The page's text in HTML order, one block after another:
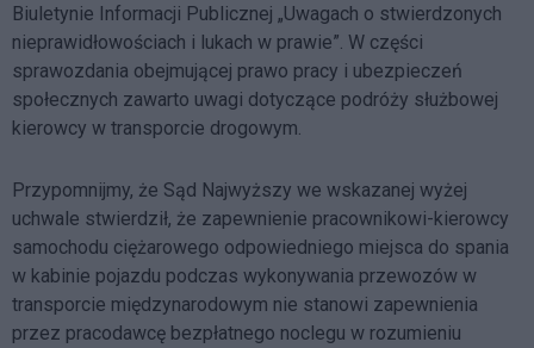
Biuletynie Informacji Publicznej „Uwagach o stwierdzonych
nieprawidłowościach i lukach w prawie”. W części
sprawozdania obejmującej prawo pracy i ubezpieczeń
społecznych zawarto uwagi dotyczące podróży służbowej
kierowcy w transporcie drogowym.
Przypomnijmy, że Sąd Najwyższy we wskazanej wyżej
uchwale stwierdził, że zapewnienie pracownikowi-kierowcy
samochodu ciężarowego odpowiedniego miejsca do spania
w kabinie pojazdu podczas wykonywania przewozów w
transporcie międzynarodowym nie stanowi zapewnienia
przez pracodawcę bezpłatnego noclegu w rozumieniu